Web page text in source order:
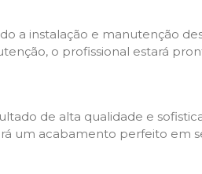
a instalação e manutenção
o profissional estará
de alta qualidade e
um acabamento perfeito em